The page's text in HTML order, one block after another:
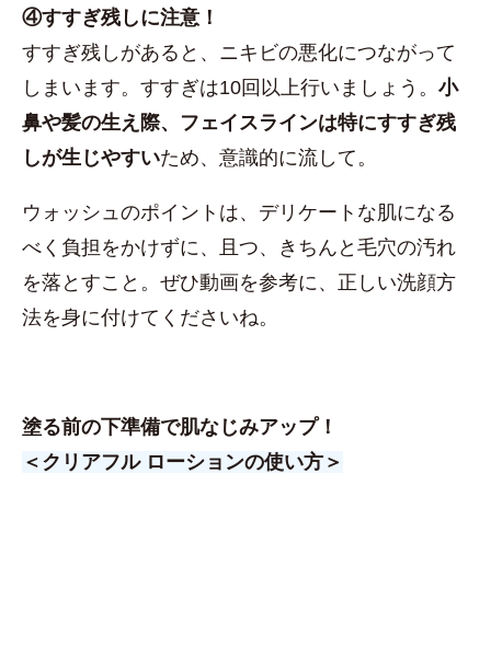
④すすぎ残しに注意！
すすぎ残しがあると、ニキビの悪化につながって
しまいます。すすぎは10回以上行いましょう。 小
鼻や髪の生え際、フェイスラインは特にすすぎ残
しが生じやすいため、意識的に流して。
ウォッシュのポイントは、デリケートな肌になる
べく負担をかけずに、且つ、きちんと毛穴の汚れ
を落とすこと。ぜひ動画を参考に、正しい洗顔方
法を身に付けてくださいね。
塗る前の下準備で肌なじみアップ！
＜クリアフル ローションの使い方＞